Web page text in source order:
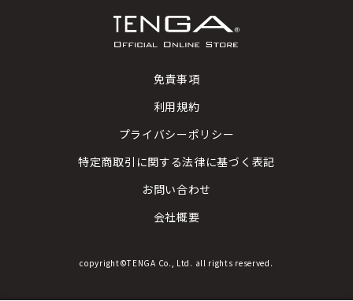
免責事項
利用規約
プライバシーポリシー
特定商取引に関する法律に基づく表記
お問い合わせ
会社概要
copyright©TENGA Co., Ltd. all rights reserved.